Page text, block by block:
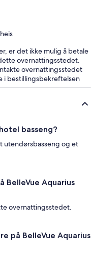
er det ikke mulig å betale
overnattingsstedet.
overnattingsstedet
i bestillingsbekreftelsen
basseng?
utendørsbasseng og et
Aquarius
overnattingsstedet.
på BelleVue Aquarius